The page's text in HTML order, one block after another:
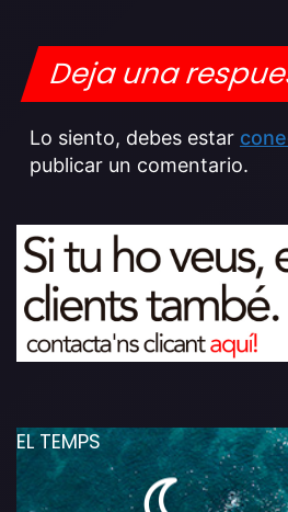
Deja una
Lo siento, debes estar
publicar un comentario.
EL TEMPS